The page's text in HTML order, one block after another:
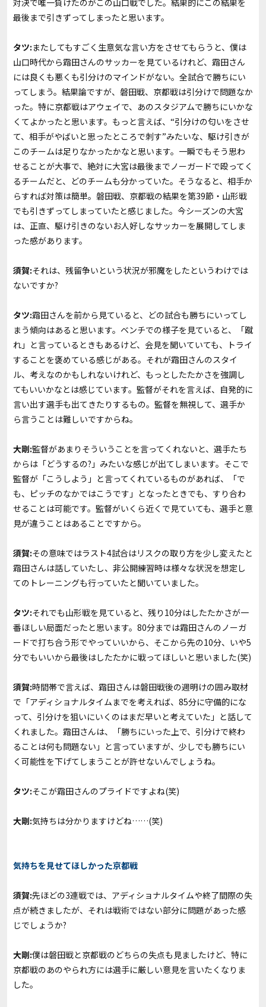
最後まで引きずってしまったと思います。
タツ:またしてもすごく生意気な言い方をさせてもらうと、僕は
山口時代から霜田さんのサッカーを見ているけれど、霜田さん
には良くも悪くも引分けのマインドがない。全試合で勝ちにい
ってしまう。結果論ですが、磐田戦、京都戦は引分けで問題なか
った。特に京都戦はアウェイで、あのスタジアムで勝ちにいかな
くてよかったと思います。もっと言えば、“引分けの匂いをさせ
て、相手がやばいと思ったところで刺す”みたいな、駆け引きが
このチームは足りなかったかなと思います。一瞬でもそう思わ
せることが大事で、絶対に大宮は最後までノーガードで殴ってく
るチームだと、どのチームも分かっていた。そうなると、相手か
らすれば対策は簡単。磐田戦、京都戦の結果を第39節・山形戦
でも引きずってしまっていたと感じました。今シーズンの大宮
は、正直、駆け引きのないお人好しなサッカーを展開してしま
った感があります。
須賀:それは、残留争いという状況が邪魔をしたというわけでは
ないですか?
タツ:霜田さんを前から見ていると、どの試合も勝ちにいってし
まう傾向はあると思います。ベンチでの様子を見ていると、「蹴
れ」と言っているときもあるけど、会見を聞いていても、トライ
することを褒めている感じがある。それが霜田さんのスタイ
ル、考えなのかもしれないけれど、もっとしたたかさを強調し
てもいいかなとは感じています。監督がそれを言えば、自発的に
言い出す選手も出てきたりするもの。監督を無視して、選手か
ら言うことは難しいですからね。
大剛:監督があまりそういうことを言ってくれないと、選手たち
からは「どうするの?」みたいな感じが出てしまいます。そこで
監督が「こうしよう」と言ってくれているものがあれば、「で
も、ピッチのなかではこうです」となったときでも、すり合わ
せることは可能です。監督がいくら近くで見ていても、選手と意
見が違うことはあることですから。
須賀:その意味ではラスト4試合はリスクの取り方を少し変えたと
霜田さんは話していたし、非公開練習時は様々な状況を想定し
てのトレーニングも行っていたと聞いていました。
タツ:それでも山形戦を見ていると、残り10分はしたたかさが一
番ほしい局面だったと思います。80分までは霜田さんのノーガ
ードで打ち合う形でやっていいから、そこから先の10分、いや5
分でもいいから最後はしたたかに戦ってほしいと思いました(笑)
須賀:時間帯で言えば、霜田さんは磐田戦後の週明けの囲み取材
で「アディショナルタイムまでを考えれば、85分に守備的にな
って、引分けを狙いにいくのはまだ早いと考えていた」と話して
くれました。霜田さんは、「勝ちにいった上で、引分けで終わ
ることは何も問題ない」と言っていますが、少しでも勝ちにい
く可能性を下げてしまうことが許せないんでしょうね。
タツ:そこが霜田さんのプライドですよね(笑)
大剛:気持ちは分かりますけどね……(笑)
気持ちを見せてほしかった京都戦
須賀:先ほどの3連戦では、アディショナルタイムや終了間際の失
点が続きましたが、それは戦術ではない部分に問題があった感
じでしょうか?
大剛:僕は磐田戦と京都戦のどちらの失点も見ましたけど、特に
京都戦のあのやられ方には選手に厳しい意見を言いたくなりま
した。